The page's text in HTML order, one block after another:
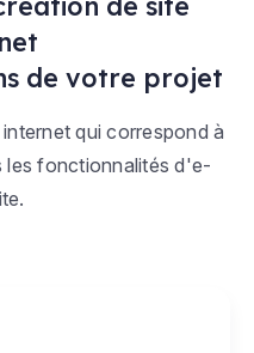
de votre projet
qui correspond à
les fonctionnalités d'e-